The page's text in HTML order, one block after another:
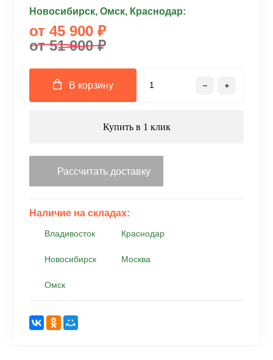
Новосибирск, Омск, Краснодар:
от 45 900 ₽
от 51 000 ₽
В корзину
Купить в 1 клик
Рассчитать доставку
Наличие на складах:
Владивосток Краснодар
Новосибирск Москва
Омск